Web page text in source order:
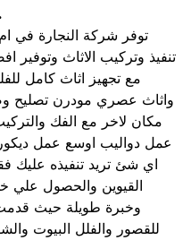
أكفء شركة نجارة في ام القيوين .
توفر شركة النجارة في
تنفيذ وتركيب الاثاث وتوفير
مع تجهيز اثاث كامل
واثاث عصري مودرن تصليح
مكان لاخر مع الفك
عمل دواليب اوسع عمل
اي شئ تريد تنفيذه عليك
القيوين والحصول علي
وخبرة طويلة حيث
للقصور والفلل البيوت